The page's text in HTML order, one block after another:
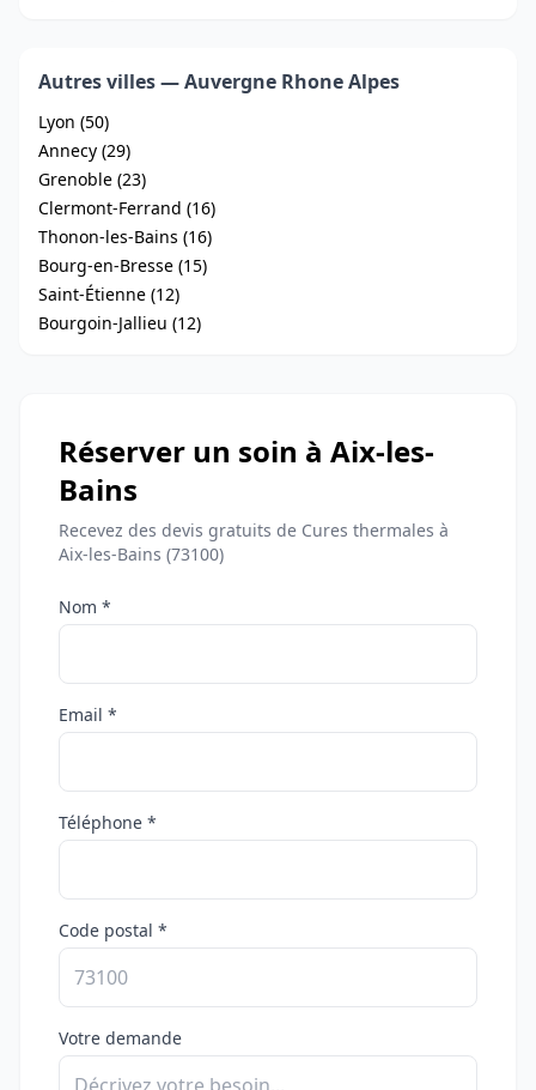
Autres villes — Auvergne Rhone Alpes
Lyon (50)
Annecy (29)
Grenoble (23)
Clermont-Ferrand (16)
Thonon-les-Bains (16)
Bourg-en-Bresse (15)
Saint-Étienne (12)
Bourgoin-Jallieu (12)
Réserver un soin à Aix-les-
Bains
Recevez des devis gratuits de Cures thermales à
Aix-les-Bains (73100)
Nom *
Email *
Téléphone *
Code postal *
Votre demande